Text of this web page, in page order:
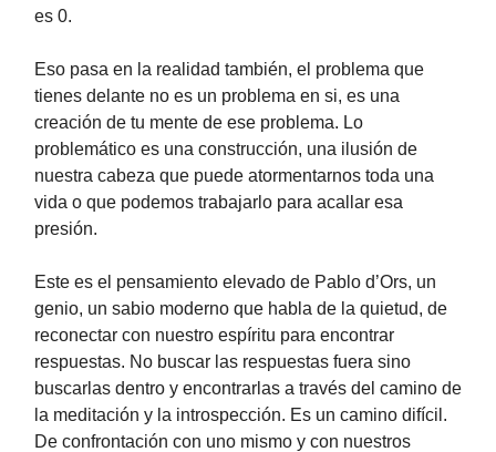
es 0.
Eso pasa en la realidad también, el problema que
tienes delante no es un problema en si, es una
creación de tu mente de ese problema. Lo
problemático es una construcción, una ilusión de
nuestra cabeza que puede atormentarnos toda una
vida o que podemos trabajarlo para acallar esa
presión.
Este es el pensamiento elevado de Pablo d’Ors, un
genio, un sabio moderno que habla de la quietud, de
reconectar con nuestro espíritu para encontrar
respuestas. No buscar las respuestas fuera sino
buscarlas dentro y encontrarlas a través del camino de
la meditación y la introspección. Es un camino difícil.
De confrontación con uno mismo y con nuestros